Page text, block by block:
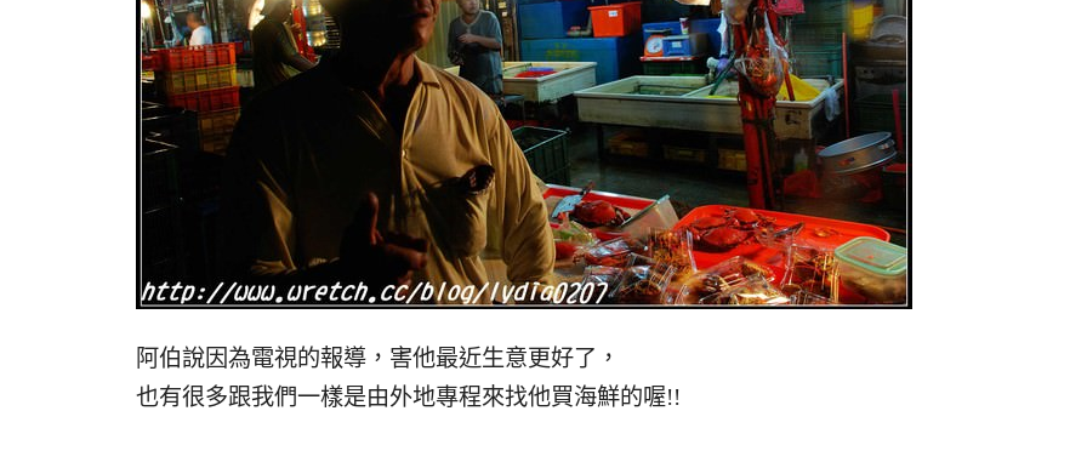
阿伯說因為電視的報導，害他最近生意更好了，
也有很多跟我們一樣是由外地專程來找他買海鮮的喔!!